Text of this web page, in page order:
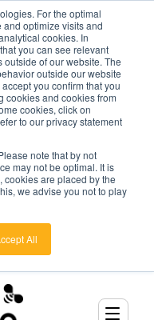
For the optimal
optimize visits and
cookies. In
you can see relevant
of our website. The
outside our website
you confirm that you
cookies and cookies from
cookies, click on
to our privacy statement
note that by not
may not be optimal. It is
are placed by the
we advise you not to play
All